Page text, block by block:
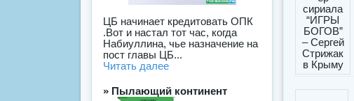
ЦБ начинает кредитовать ОПК
.Вот и настал тот час, когда
Набиуллина, чье назначение на
пост главы ЦБ...
Читать далее
» Пылающий континент